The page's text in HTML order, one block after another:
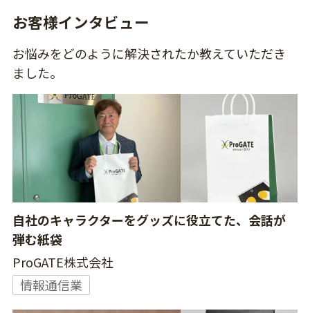
お客様インタビュー
お悩みをどのように解決されたか教えていただき
ました。
自社のキャラクターをグッズに役立てた、会話が
弾む紙袋
ProGATE株式会社
情報通信業